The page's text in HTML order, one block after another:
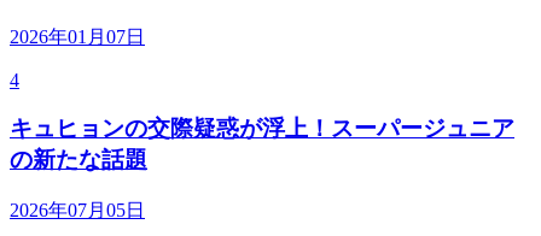
2026年01月07日
4
キュヒョンの交際疑惑が浮上！スーパージュニア
の新たな話題
2026年07月05日